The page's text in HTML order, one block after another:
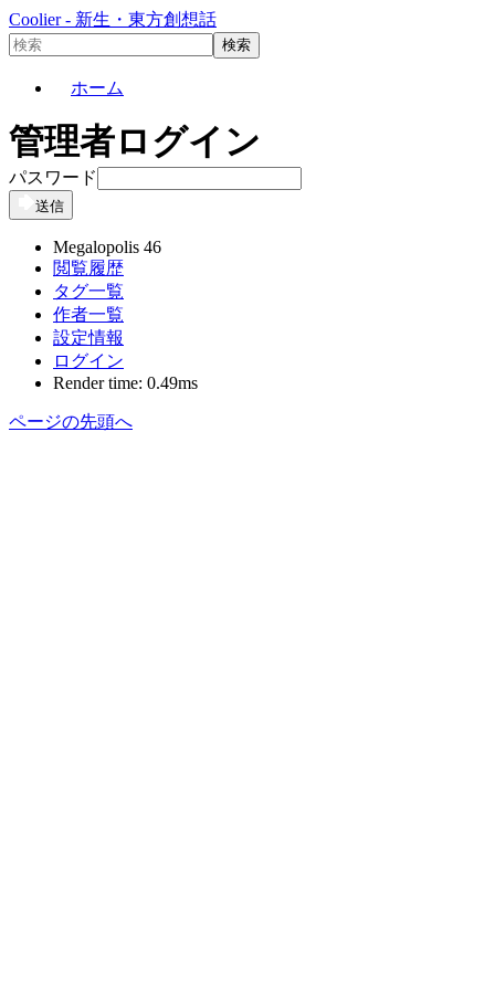
Coolier - 新生・東方創想話
ホーム
管理者ログイン
パスワード
送信
Megalopolis 46
閲覧履歴
タグ一覧
作者一覧
設定情報
ログイン
Render time: 0.49ms
ページの先頭へ